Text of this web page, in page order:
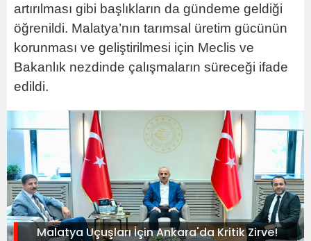
artırılması gibi başlıkların da gündeme geldiği
öğrenildi. Malatya’nın tarımsal üretim gücünün
korunması ve geliştirilmesi için Meclis ve
Bakanlık nezdinde çalışmaların süreceği ifade
edildi.
Malatya Uçuşları İçin Ankara'da Kritik Zirve!